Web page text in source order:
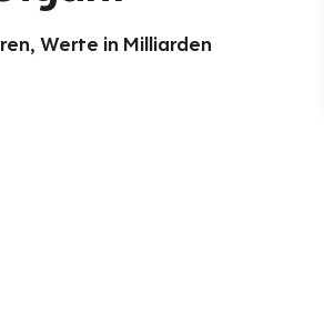
Werte in Milliarden